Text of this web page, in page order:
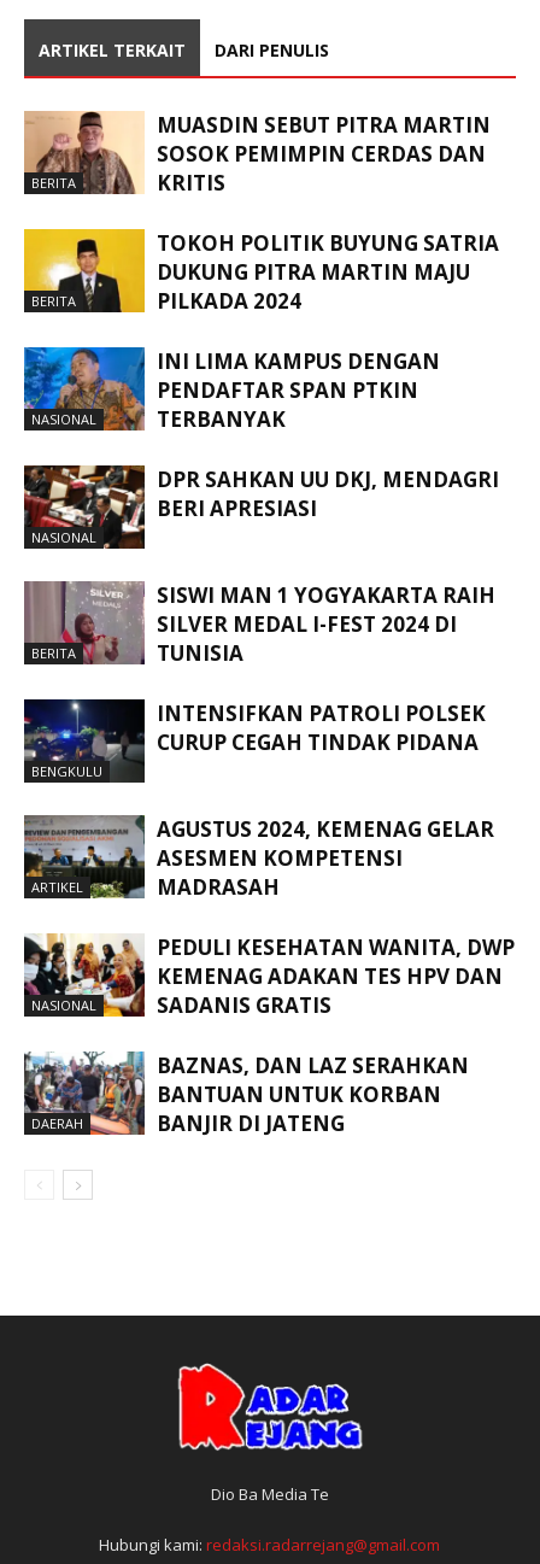
ARTIKEL TERKAIT DARI PENULIS
BERITA
MUASDIN SEBUT PITRA MARTIN
SOSOK PEMIMPIN CERDAS DAN
KRITIS
BERITA
TOKOH POLITIK BUYUNG SATRIA
DUKUNG PITRA MARTIN MAJU
PILKADA 2024
NASIONAL
INI LIMA KAMPUS DENGAN
PENDAFTAR SPAN PTKIN
TERBANYAK
NASIONAL
DPR SAHKAN UU DKJ, MENDAGRI
BERI APRESIASI
BERITA
SISWI MAN 1 YOGYAKARTA RAIH
SILVER MEDAL I-FEST 2024 DI
TUNISIA
BENGKULU
INTENSIFKAN PATROLI POLSEK
CURUP CEGAH TINDAK PIDANA
ARTIKEL
AGUSTUS 2024, KEMENAG GELAR
ASESMEN KOMPETENSI
MADRASAH
NASIONAL
PEDULI KESEHATAN WANITA, DWP
KEMENAG ADAKAN TES HPV DAN
SADANIS GRATIS
DAERAH
BAZNAS, DAN LAZ SERAHKAN
BANTUAN UNTUK KORBAN
BANJIR DI JATENG
Dio Ba Media Te
Hubungi kami:redaksi.radarrejang@gmail.com